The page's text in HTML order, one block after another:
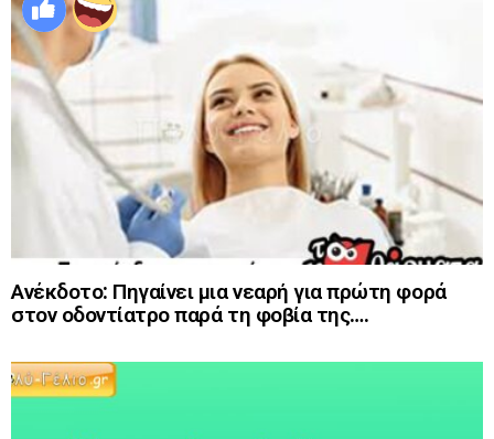
Ανέκδοτο: Πηγαίνει μια νεαρή για πρώτη φορά
στον οδοντίατρο παρά τη φοβία της….